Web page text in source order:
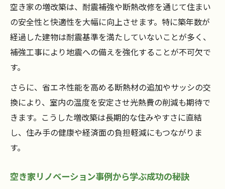
空き家リフォーム自分でやる場合の費用目
安
空き家リフォーム自分でできる範囲の見極
め
再生事例で学ぶ空き家増改築の成功の秘訣
空き家リノベーション事例で見る費用と効
果
空き家リノベーション成功例に学ぶポイン
空き家再生で暮らしやすさを実現した事例
空き家の増改築は、耐震補強や断熱改修を通じて住まい
の安全性と快適性を大幅に向上させます。特に築年数が
経過した建物は耐震基準を満たしていないことが多く、
補強工事により地震への備えを強化することが不可欠で
す。
さらに、省エネ性能を高める断熱材の追加やサッシの交
換により、室内の温度を安定させ光熱費の削減も期待で
きます。こうした増改築は長期的な住みやすさに直結
し、住み手の健康や経済面の負担軽減にもつながりま
す。
空き家リノベーション事例から学ぶ成功の秘訣